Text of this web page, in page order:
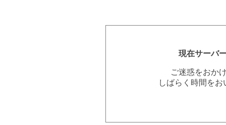
現在サーバ
ご迷惑をおか
しばらく時間を